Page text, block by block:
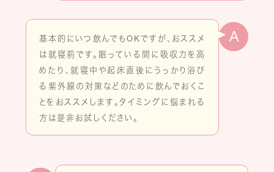
A
基本的にいつ飲んでもOKですが、おススメ
は就寝前です。眠っている間に吸収力を高
めたり、就寝中や起床直後にうっかり浴び
る紫外線の対策などのために飲んでおくこ
とをおススメします。タイミングに悩まれる
方は是非お試しください。